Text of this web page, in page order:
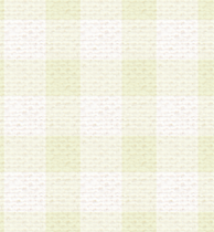
断する場合
を会員として承認する
による会員登録手続
ても、会員登録の取り
断する方法・手段に
満、成年被後見人、被